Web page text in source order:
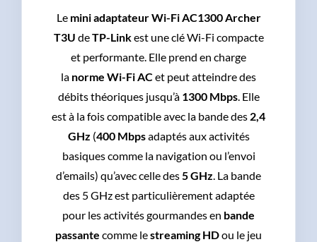
Le mini adaptateur Wi-Fi AC1300 Archer
T3U deTP-Linkest une clé Wi-Fi compacte
et performante. Elle prend en charge
la norme Wi-Fi ACet peut atteindre des
débits théoriques jusqu’à 1300 Mbps. Elle
est à la fois compatible avec la bande des 2,4
GHz (400 Mbpsadaptés aux activités
basiques comme la navigation ou l’envoi
d’emails) qu’avec celle des 5 GHz . La bande
des 5 GHz est particulièrement adaptée
pour les activités gourmandes en bande
passante comme lestreaming HDou le jeu